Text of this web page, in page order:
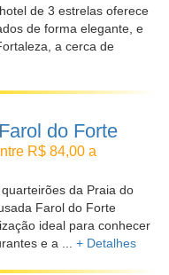
de 3 estrelas oferece
de forma elegante, e
a cerca de
do Forte
R$ 84,00 a
da Praia do
Farol do Forte
ideal para conhecer
e a ... + Detalhes